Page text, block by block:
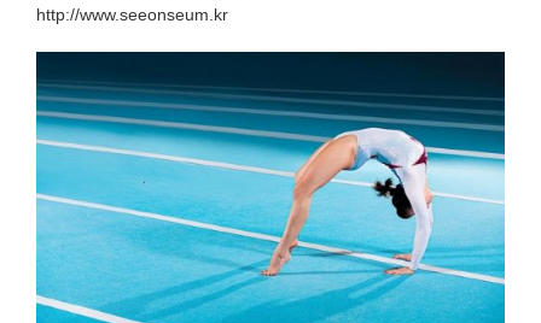
http://www.seeonseum.kr